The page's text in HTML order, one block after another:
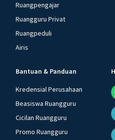
Ruangpengajar
Ruangguru Privat
Ruangpeduli
Airis
Bantuan & Panduan
Kredensial Perusahaan
Beasiswa Ruangguru
Cicilan Ruangguru
Promo Ruangguru